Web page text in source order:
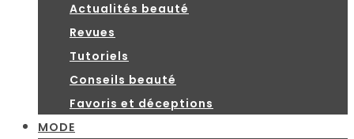
Actualités beauté
Revues
Tutoriels
Conseils beauté
Favoris et déceptions
MODE